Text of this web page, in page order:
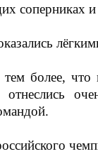
более,